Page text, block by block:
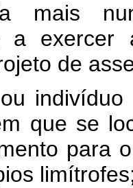
mais
a
de
que se
para